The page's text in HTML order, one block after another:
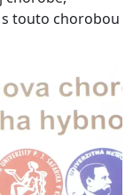
touto chorobou